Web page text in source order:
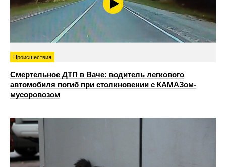
Происшествия
Смертельное ДТП в Ваче: водитель легкового
автомобиля погиб при столкновении с КАМАЗом-
мусоровозом